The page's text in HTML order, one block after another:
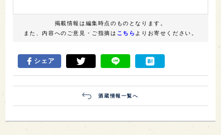
掲載情報は編集時点のものとなります。
また、内容へのご意見・ご指摘は こちら よりお寄せください。
シェア
酒蔵情報一覧へ